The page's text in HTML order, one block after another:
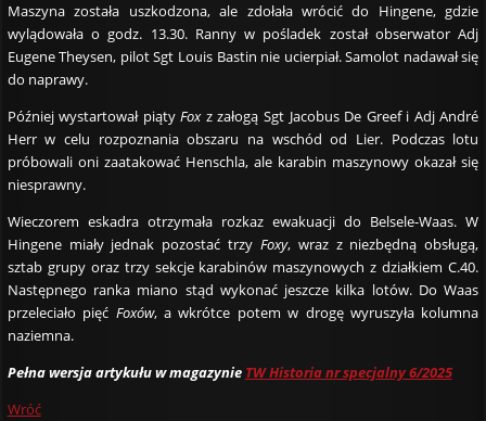
Maszyna została uszkodzona, ale zdołała wrócić do Hingene, gdzie
wylądowała o godz. 13.30. Ranny w pośladek został obserwator Adj
Eugene Theysen, pilot Sgt Louis Bastin nie ucierpiał. Samolot nadawał się
do naprawy.
Później wystartował piątyFoxz załogą Sgt Jacobus De Greef i Adj André
Herr w celu rozpoznania obszaru na wschód od Lier. Podczas lotu
próbowali oni zaatakować Henschla, ale karabin maszynowy okazał się
niesprawny.
Wieczorem eskadra otrzymała rozkaz ewakuacji do Belsele-Waas. W
Hingene miały jednak pozostać trzy Foxy, wraz z niezbędną obsługą,
sztab grupy oraz trzy sekcje karabinów maszynowych z działkiem C.40.
Następnego ranka miano stąd wykonać jeszcze kilka lotów. Do Waas
przeleciało pięć Foxów, a wkrótce potem w drogę wyruszyła kolumna
naziemna.
Pełna wersja artykułu w magazynie TW Historia nr specjalny 6/2025
Wróć